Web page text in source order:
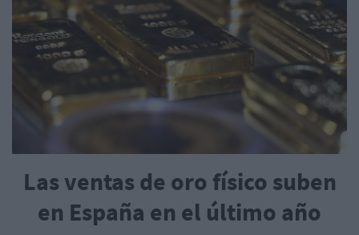
Las ventas de oro físico suben
en España en el último año